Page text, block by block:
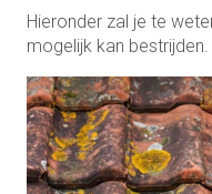
Hieronder zal je te
mogelijk kan bestrijden.